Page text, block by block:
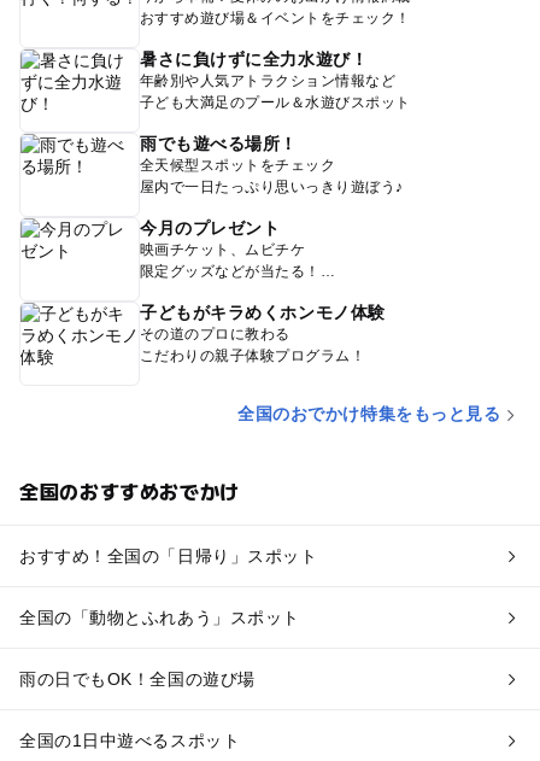
おすすめ遊び場＆イベントをチェック！
暑さに負けずに全力水遊び！
年齢別や人気アトラクション情報など
子ども大満足のプール＆水遊びスポット
雨でも遊べる場所！
全天候型スポットをチェック
屋内で一日たっぷり思いっきり遊ぼう♪
今月のプレゼント
映画チケット、ムビチケ
限定グッズなどが当たる！
子どもがキラめくホンモノ体験
その道のプロに教わる
こだわりの親子体験プログラム！
全国のおでかけ特集をもっと見る
全国のおすすめおでかけ
おすすめ！全国の「日帰り」スポット
全国の「動物とふれあう」スポット
雨の日でもOK！全国の遊び場
全国の1日中遊べるスポット